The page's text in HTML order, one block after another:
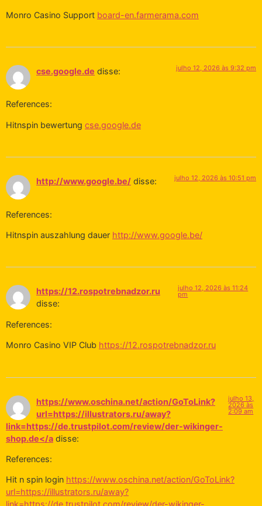
Monro Casino Support board-en.farmerama.com
cse.google.de disse: julho 12, 2026 às 9:32 pm
References:
Hitnspin bewertung cse.google.de
http://www.google.be/ disse: julho 12, 2026 às 10:51 pm
References:
Hitnspin auszahlung dauer http://www.google.be/
https://12.rospotrebnadzor.ru
disse:
julho 12, 2026 às 11:24
pm
References:
Monro Casino VIP Club https://12.rospotrebnadzor.ru
https://www.oschina.net/action/GoToLink?
url=https://illustrators.ru/away?
link=https://de.trustpilot.com/review/der-wikinger-
shop.de</a disse:
julho 13,
2026 às
2:09 am
References:
Hit n spin login https://www.oschina.net/action/GoToLink?
url=https://illustrators.ru/away?